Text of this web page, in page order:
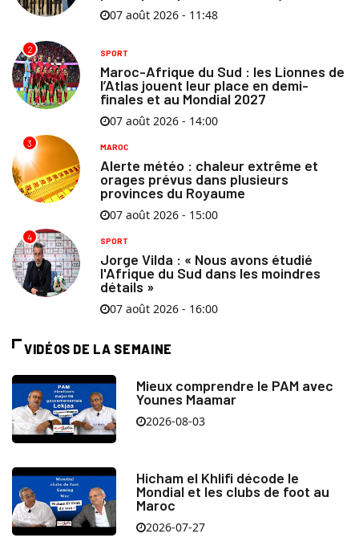
07 août 2026 - 11:48
2 SPORT
Maroc-Afrique du Sud : les Lionnes de
l’Atlas jouent leur place en demi-
finales et au Mondial 2027
07 août 2026 - 14:00
3 MAROC
Alerte météo : chaleur extrême et
orages prévus dans plusieurs
provinces du Royaume
07 août 2026 - 15:00
4 SPORT
Jorge Vilda : « Nous avons étudié
l'Afrique du Sud dans les moindres
détails »
07 août 2026 - 16:00
VIDÉOS DE LA SEMAINE
Mieux comprendre le PAM avec
Younes Maamar
2026-08-03
Hicham el Khlifi décode le
Mondial et les clubs de foot au
Maroc
2026-07-27